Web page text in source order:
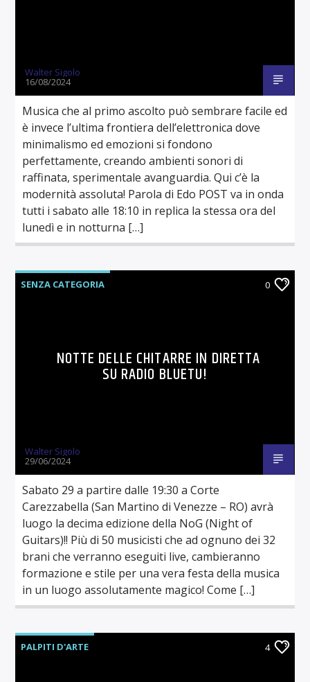
Walter Sigolo
16/08/2024
Musica che al primo ascolto può sembrare facile ed
è invece l’ultima frontiera dell’elettronica dove
minimalismo ed emozioni si fondono
perfettamente, creando ambienti sonori di
raffinata, sperimentale avanguardia. Qui c’è la
modernità assoluta! Parola di Edo POST va in onda
tutti i sabato alle 18:10 in replica la stessa ora del
lunedì e in notturna […]
SENZA CATEGORIA 0
NOTTE DELLE CHITARRE IN DIRETTA
SU RADIO BLUETU!
Walter Sigolo
29/06/2024
Sabato 29 a partire dalle 19:30 a Corte
Carezzabella (San Martino di Venezze – RO) avrà
luogo la decima edizione della NoG (Night of
Guitars)!! Più di 50 musicisti che ad ognuno dei 32
brani che verranno eseguiti live, cambieranno
formazione e stile per una vera festa della musica
in un luogo assolutamente magico! Come […]
PALPITI D'ARTE 4